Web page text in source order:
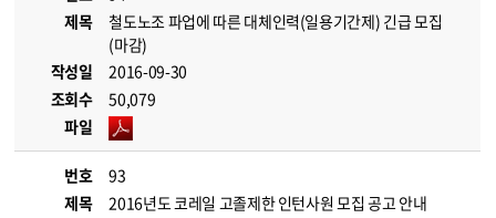
제목
철도노조 파업에 따른 대체인력(일용기간제) 긴급 모집
(마감)
작성일
2016-09-30
조회수
50,079
파일
번호
93
제목
2016년도 코레일 고졸제한 인턴사원 모집 공고 안내